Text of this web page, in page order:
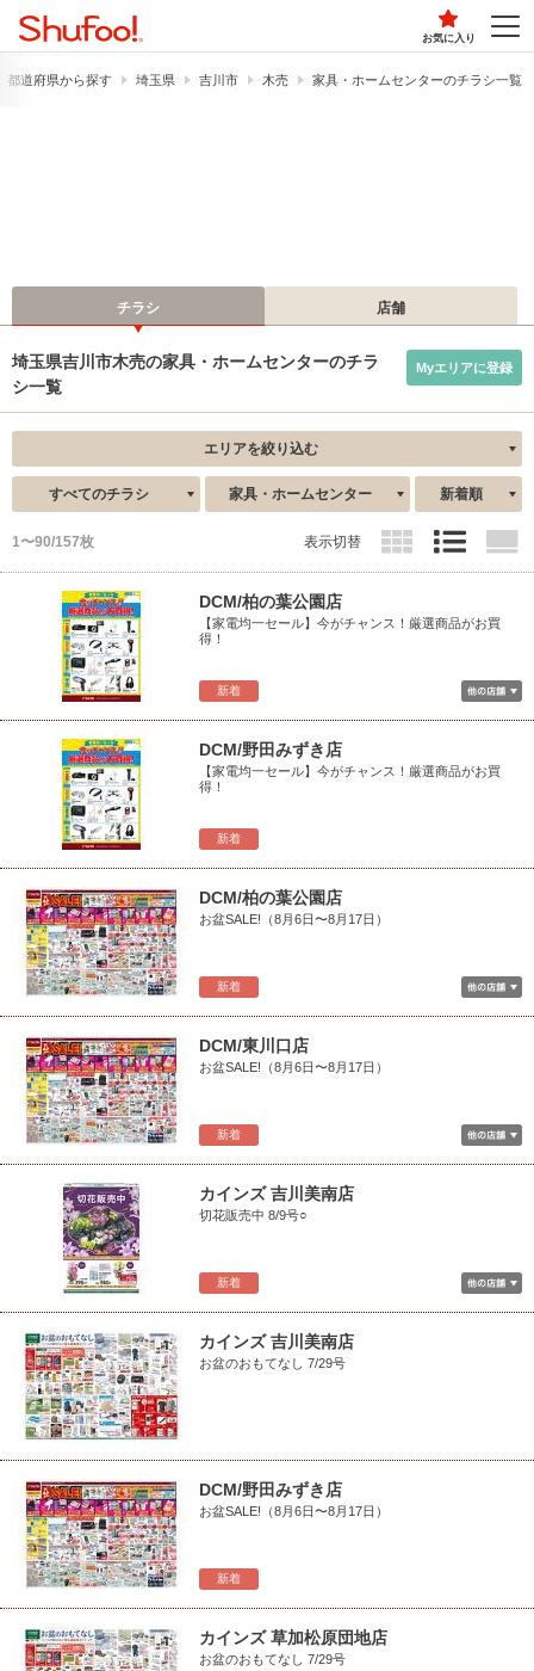
お気に入り
都道府県から探す 埼玉県 吉川市 木売 家具・ホームセンターのチラシ一覧
チラシ 店舗
埼玉県吉川市木売の家具・ホームセンターのチラ
シ一覧
Myエリアに登録
エリアを絞り込む
すべてのチラシ 家具・ホームセンター 新着順
1〜90/157枚 表示切替
新着
DCM/柏の葉公園店
【家電均一セール】今がチャンス！厳選商品がお買
得！
新着
DCM/野田みずき店
【家電均一セール】今がチャンス！厳選商品がお買
得！
新着
DCM/柏の葉公園店
お盆SALE!（8月6日〜8月17日）
新着
DCM/東川口店
お盆SALE!（8月6日〜8月17日）
新着
カインズ 吉川美南店
切花販売中 8/9号○
カインズ 吉川美南店
お盆のおもてなし 7/29号
新着
DCM/野田みずき店
お盆SALE!（8月6日〜8月17日）
カインズ 草加松原団地店
お盆のおもてなし 7/29号